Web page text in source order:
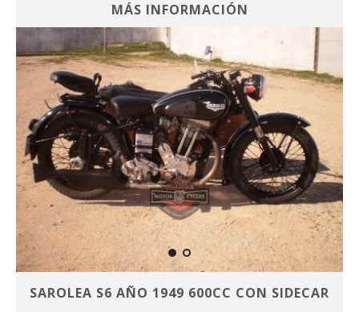
MÁS INFORMACIÓN
SAROLEA S6 AÑO 1949 600CC CON SIDECAR